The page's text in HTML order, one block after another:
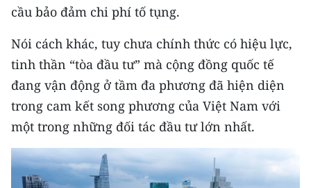
cầu bảo đảm chi phí tố tụng.
Nói cách khác, tuy chưa chính thức có hiệu lực,
tinh thần “tòa đầu tư” mà cộng đồng quốc tế
đang vận động ở tầm đa phương đã hiện diện
trong cam kết song phương của Việt Nam với
một trong những đối tác đầu tư lớn nhất.